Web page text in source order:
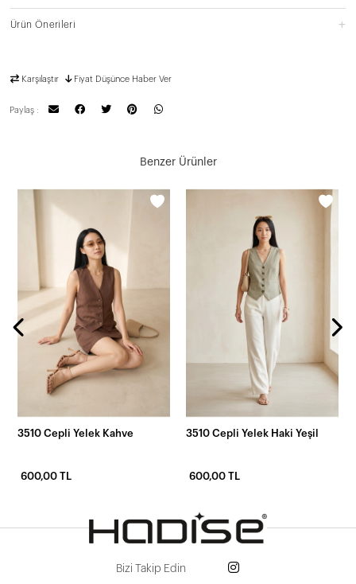
Ürün Önerileri
Karşılaştır Fiyat Düşünce Haber Ver
Paylaş :
Benzer Ürünler
3510 Cepli Yelek Kahve
600,00 TL
3510 Cepli Yelek Haki Yeşil
600,00 TL
Bizi Takip Edin